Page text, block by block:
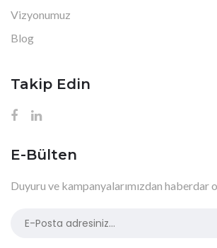
Vizyonumuz
Blog
Takip Edin
E-Bülten
Duyuru ve kampanyalarımızdan haberdar